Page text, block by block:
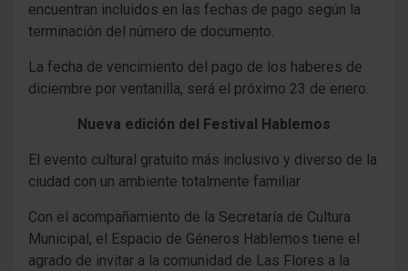
encuentran incluidos en las fechas de pago según la
terminación del número de documento.
La fecha de vencimiento del pago de los haberes de
diciembre por ventanilla, será el próximo 23 de enero.
Nueva edición del Festival Hablemos
El evento cultural gratuito más inclusivo y diverso de la
ciudad con un ambiente totalmente familiar
Con el acompañamiento de la Secretaría de Cultura
Municipal, el Espacio de Géneros Hablemos tiene el
agrado de invitar a la comunidad de Las Flores a la